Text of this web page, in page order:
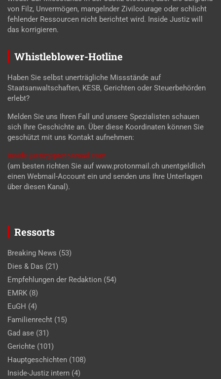
von Filz, Unvermögen, mangelnder Zivilcourage oder schlicht
fehlender Ressourcen nicht berichtet wird. Inside Justiz will
das korrigieren.
Whistleblower-Hotline
Haben Sie selbst unerträgliche Missstände auf
Staatsanwaltschaften, KESB, Gerichten oder Steuerbehörden
erlebt?
Melden Sie uns Ihren Fall und unsere Spezialisten schauen
sich Ihre Geschichte an. Über diese Koordinaten können Sie
geschützt mit uns Kontakt aufnehmen:
inside-justiz@protonmail.com
(am besten richten Sie auf www.protonmail.ch unentgeldlich
einen Webmail-Account ein und senden uns Ihre Unterlagen
über diesen Kanal).
Ressorts
Breaking News (53)
Dies & Das (21)
Empfehlungen der Redaktion (54)
EMRK (8)
EuGH (4)
Familienrecht (15)
Gad ase (31)
Gerichte (101)
Hauptgeschichten (108)
Inside-Justiz intern (4)